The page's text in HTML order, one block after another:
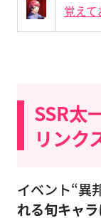
覚え
SSR太
リンク
イベント“異
れる旬キャラ